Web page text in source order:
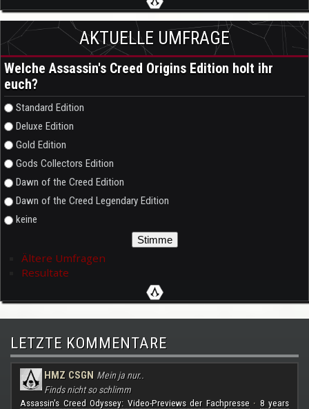
AKTUELLE UMFRAGE
Welche Assassin's Creed Origins Edition holt ihr
euch?
Auswahlmöglichkeiten
Standard Edition
Deluxe Edition
Gold Edition
Gods Collectors Edition
Dawn of the Creed Edition
Dawn of the Creed Legendary Edition
keine
Ältere Umfragen
Resultate
LETZTE KOMMENTARE
HMZ CSGN Mein ja nur..
Finds nicht so schlimm
Assassin's Creed Odyssey: Video-Previews der Fachpresse· 8 years